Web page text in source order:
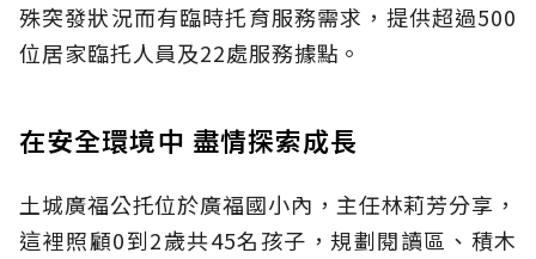
殊突發狀況而有臨時托育服務需求，提供超過500
位居家臨托人員及22處服務據點。
在安全環境中 盡情探索成長
土城廣福公托位於廣福國小內，主任林莉芳分享，
這裡照顧0到2歲共45名孩子，規劃閱讀區、積木